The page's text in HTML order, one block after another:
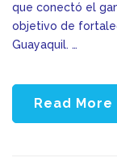
que conectó el
objetivo de
Guayaquil. …
Read More